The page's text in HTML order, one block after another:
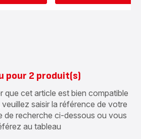
pour 2 produit(s)
que cet article est bien compatible
saisir la référence de votre
de recherche ci-dessous ou vous
au tableau